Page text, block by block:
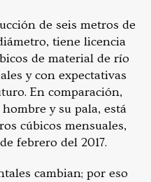
de seis metros de
tiene licencia
de material de río
y con expectativas
En comparación,
y su pala, está
cúbicos mensuales,
febrero del 2017.
cambian; por eso